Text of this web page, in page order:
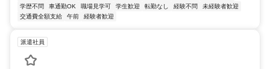
学歴不問
車通勤OK 職場見学可 学生歓迎 転勤なし 経験不問
未経験者歓迎
交通費全額支給
午前 経験者歓迎
派遣社員